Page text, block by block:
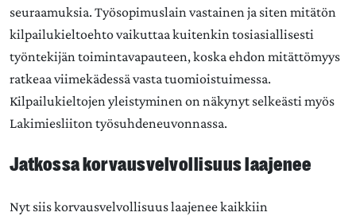
seuraamuksia. Työsopimuslain vastainen ja siten mitätön
kilpailukieltoehto vaikuttaa kuitenkin tosiasiallisesti
työntekijän toimintavapauteen, koska ehdon mitättömyys
ratkeaa viimekädessä vasta tuomioistuimessa.
Kilpailukieltojen yleistyminen on näkynyt selkeästi myös
Lakimiesliiton työsuhdeneuvonnassa.
Jatkossa korvausvelvollisuus laajenee
Nyt siis korvausvelvollisuus laajenee kaikkiin